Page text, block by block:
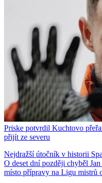
Priske potvrdil Kuchtovo
přijít ze severu
Nejdražší útočník v historii
O deset dní později chyběl
místo přípravy na Ligu mistrů